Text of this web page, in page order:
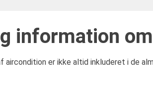
information
er ikke altid inkluderet i de